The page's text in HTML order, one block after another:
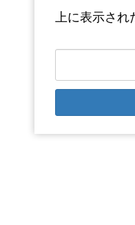
上に表示され